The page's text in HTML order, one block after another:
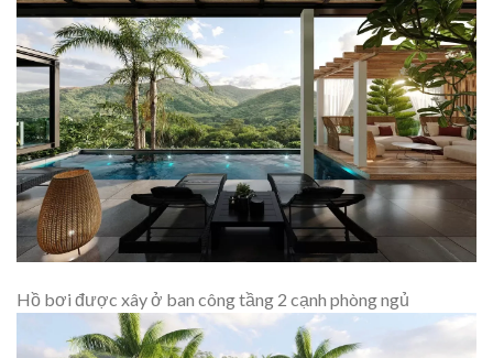
Hồ bơi được xây ở ban công tầng 2 cạnh phòng ngủ